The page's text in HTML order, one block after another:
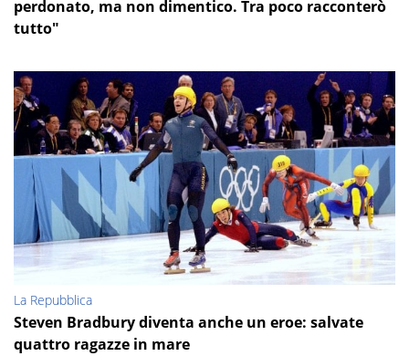
perdonato, ma non dimentico. Tra poco racconterò
tutto"
La Repubblica
Steven Bradbury diventa anche un eroe: salvate
quattro ragazze in mare